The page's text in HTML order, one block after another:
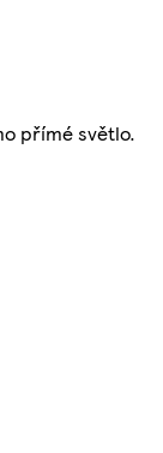
přímé světlo.